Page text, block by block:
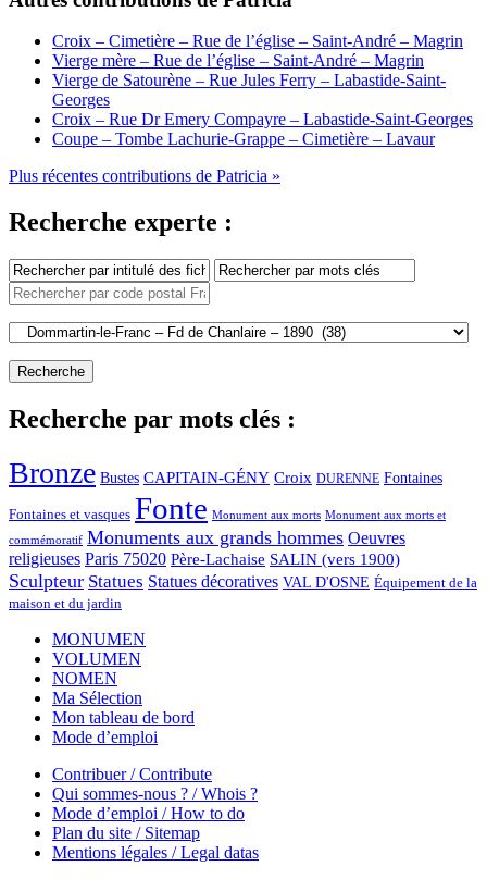
Croix – Cimetière – Rue de l’église – Saint-André – Magrin
Vierge mère – Rue de l’église – Saint-André – Magrin
Vierge de Satourène – Rue Jules Ferry – Labastide-Saint-
Georges
Croix – Rue Dr Emery Compayre – Labastide-Saint-Georges
Coupe – Tombe Lachurie-Grappe – Cimetière – Lavaur
Plus récentes contributions de Patricia »
Recherche experte :
Recherche par mots clés :
Bronze Bustes CAPITAIN-GÉNY Croix DURENNE Fontaines
Fontaines et vasques Fonte Monument aux morts Monument aux morts et
commémoratif Monuments aux grands hommes Oeuvres
religieuses Paris 75020 Père-Lachaise SALIN (vers 1900)
Sculpteur Statues Statues décoratives VAL D'OSNE Équipement de la
maison et du jardin
MONUMEN
VOLUMEN
NOMEN
Ma Sélection
Mon tableau de bord
Mode d’emploi
Contribuer / Contribute
Qui sommes-nous ? / Whois ?
Mode d’emploi / How to do
Plan du site / Sitemap
Mentions légales / Legal datas